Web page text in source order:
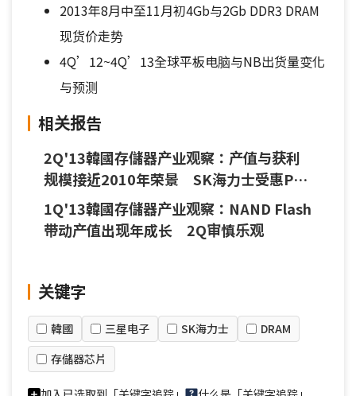
2013年8月中至11月初4Gb与2Gb DDR3 DRAM
现货价走势
4Q’12~4Q’13全球平板电脑与NB出货量变化
与预测
相关报告
2Q'13韓國存儲器产业观察：产值与获利
规模接近2010年荣景 SK海力士受惠PC
DRAM涨价 业绩创新高
1Q'13韓國存儲器产业观察：NAND Flash
带动产值出现年成长 2Q审慎乐观
关键字
韓國 三星电子 SK海力士
DRAM
存儲器芯片